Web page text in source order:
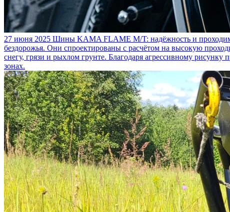
27 июня 2025 Шины KAMA FLAME M/T: надёжность и
бездорожья. Они спроектированы с расчётом на высокую
снегу, грязи и рыхлом грунте. Благодаря агрессивному
зонах.